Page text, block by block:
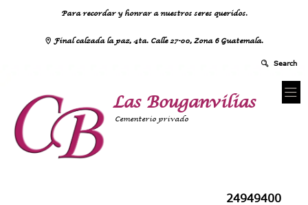
Para recordar y honrar a nuestros seres queridos.
Final calzada la paz, 4ta. Calle 27-00, Zona 6 Guatemala.
Las Bouganvilias
Cementerio privado
24949400